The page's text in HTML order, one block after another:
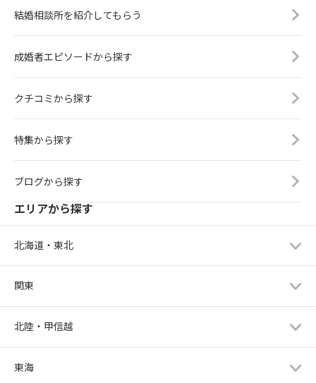
結婚相談所を紹介してもらう
成婚者エピソードから探す
クチコミから探す
特集から探す
ブログから探す
エリアから探す
北海道・東北
関東
北陸・甲信越
東海